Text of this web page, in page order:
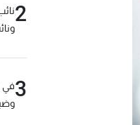
2
3